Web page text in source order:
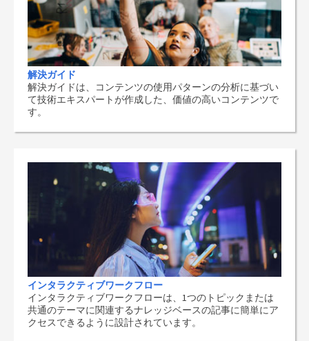
解決ガイド
解決ガイドは、コンテンツの使用パターンの分析に基づい
て技術エキスパートが作成した、価値の高いコンテンツで
す。
インタラクティブワークフロー
インタラクティブワークフローは、1つのトピックまたは
共通のテーマに関連するナレッジベースの記事に簡単にア
クセスできるように設計されています。